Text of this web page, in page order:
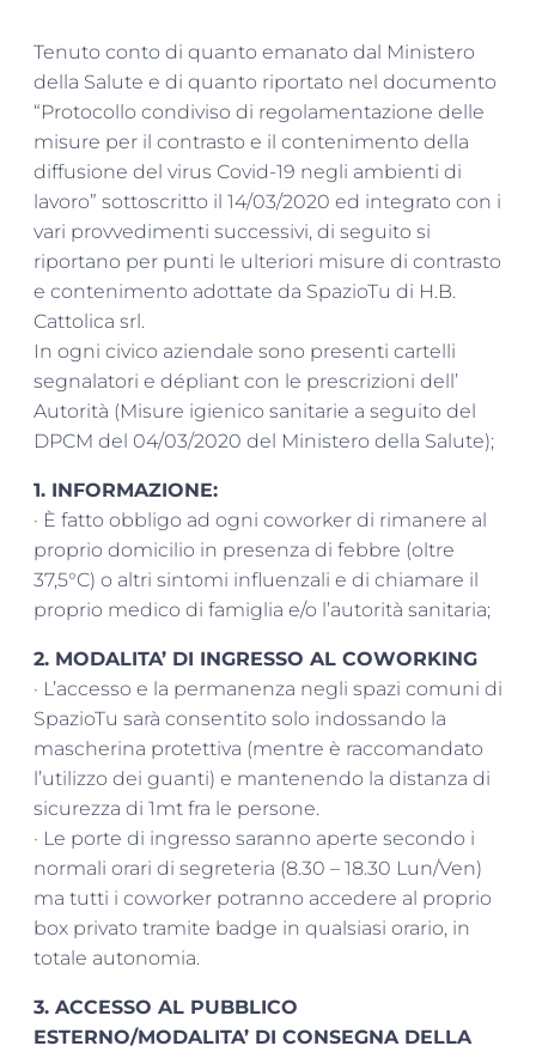
Tenuto conto di quanto emanato dal Ministero
della Salute e di quanto riportato nel documento
“Protocollo condiviso di regolamentazione delle
misure per il contrasto e il contenimento della
diffusione del virus Covid-19 negli ambienti di
lavoro” sottoscritto il 14/03/2020 ed integrato con i
vari provvedimenti successivi, di seguito si
riportano per punti le ulteriori misure di contrasto
e contenimento adottate da SpazioTu di H.B.
Cattolica srl.
In ogni civico aziendale sono presenti cartelli
segnalatori e dépliant con le prescrizioni dell’
Autorità (Misure igienico sanitarie a seguito del
DPCM del 04/03/2020 del Ministero della Salute);
1. INFORMAZIONE:
· È fatto obbligo ad ogni coworker di rimanere al
proprio domicilio in presenza di febbre (oltre
37,5°C) o altri sintomi influenzali e di chiamare il
proprio medico di famiglia e/o l’autorità sanitaria;
2. MODALITA’ DI INGRESSO AL COWORKING
· L’accesso e la permanenza negli spazi comuni di
SpazioTu sarà consentito solo indossando la
mascherina protettiva (mentre è raccomandato
l’utilizzo dei guanti) e mantenendo la distanza di
sicurezza di 1mt fra le persone.
· Le porte di ingresso saranno aperte secondo i
normali orari di segreteria (8.30 – 18.30 Lun/Ven)
ma tutti i coworker potranno accedere al proprio
box privato tramite badge in qualsiasi orario, in
totale autonomia.
3. ACCESSO AL PUBBLICO
ESTERNO/MODALITA’ DI CONSEGNA DELLA